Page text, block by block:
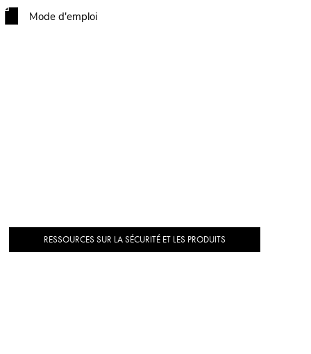
Mode d'emploi
RESSOURCES SUR LA SÉCURITÉ ET LES PRODUITS